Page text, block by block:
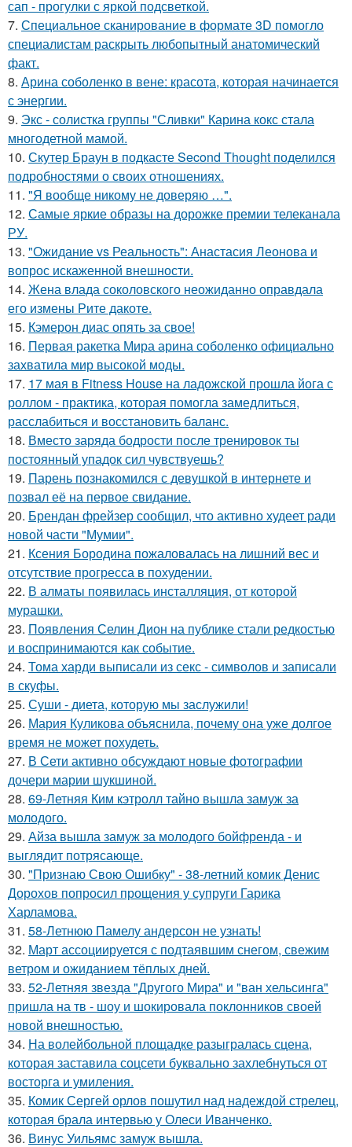
сап - прогулки с яркой подсветкой.
7. Специальное сканирование в формате 3D помогло
специалистам раскрыть любопытный анатомический
факт.
8. Арина соболенко в вене: красота, которая начинается
с энергии.
9. Экс - солистка группы "Сливки" Карина кокс стала
многодетной мамой.
10. Скутер Браун в подкасте Second Thought поделился
подробностями о своих отношениях.
11. "Я вообще никому не доверяю …".
12. Самые яркие образы на дорожке премии телеканала
РУ.
13. "Ожидание vs Реальность": Анастасия Леонова и
вопрос искаженной внешности.
14. Жена влада соколовского неожиданно оправдала
его измены Рите дакоте.
15. Кэмерон диас опять за свое!
16. Первая ракетка Мира арина соболенко официально
захватила мир высокой моды.
17. 17 мая в Fitness House на ладожской прошла йога с
роллом - практика, которая помогла замедлиться,
расслабиться и восстановить баланс.
18. Вместо заряда бодрости после тренировок ты
постоянный упадок сил чувствуешь?
19. Парень познакомился с девушкой в интернете и
позвал её на первое свидание.
20. Брендан фрейзер сообщил, что активно худеет ради
новой части "Мумии".
21. Ксения Бородина пожаловалась на лишний вес и
отсутствие прогресса в похудении.
22. В алматы появилась инсталляция, от которой
мурашки.
23. Появления Селин Дион на публике стали редкостью
и воспринимаются как событие.
24. Тома харди выписали из секс - символов и записали
в скуфы.
25. Суши - диета, которую мы заслужили!
26. Мария Куликова объяснила, почему она уже долгое
время не может похудеть.
27. В Сети активно обсуждают новые фотографии
дочери марии шукшиной.
28. 69-Летняя Ким кэтролл тайно вышла замуж за
молодого.
29. Айза вышла замуж за молодого бойфренда - и
выглядит потрясающе.
30. "Признаю Свою Ошибку" - 38-летний комик Денис
Дорохов попросил прощения у супруги Гарика
Харламова.
31. 58-Летнюю Памелу андерсон не узнать!
32. Март ассоциируется с подтаявшим снегом, свежим
ветром и ожиданием тёплых дней.
33. 52-Летняя звезда "Другого Мира" и "ван хельсинга"
пришла на тв - шоу и шокировала поклонников своей
новой внешностью.
34. На волейбольной площадке разыгралась сцена,
которая заставила соцсети буквально захлебнуться от
восторга и умиления.
35. Комик Сергей орлов пошутил над надеждой стрелец,
которая брала интервью у Олеси Иванченко.
36. Винус Уильямс замуж вышла.